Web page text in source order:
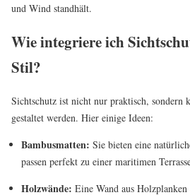
und Wind standhält.
Wie integriere ich
Stil?
Sichtschutz ist nicht nur praktisch, sondern
gestaltet werden. Hier einige Ideen:
Bambusmatten: Sie bieten eine
passen perfekt zu einer maritimen
Holzwände: Eine Wand aus